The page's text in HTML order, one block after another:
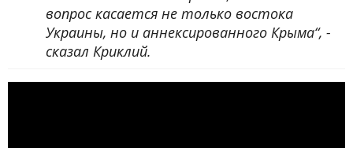
вопрос касается не только востока
Украины, но и аннексированного Крыма“, -
сказал Криклий.